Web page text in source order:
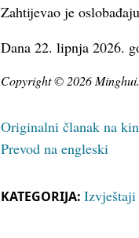
Zahtijevao je
Dana 22. lipnja 2026.
Copyright © 2026
Originalni članak na
Prevod na engleski
KATEGORIJA: Izvještaji